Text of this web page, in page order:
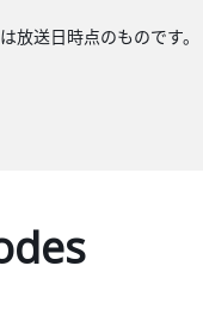
送日時点のものです